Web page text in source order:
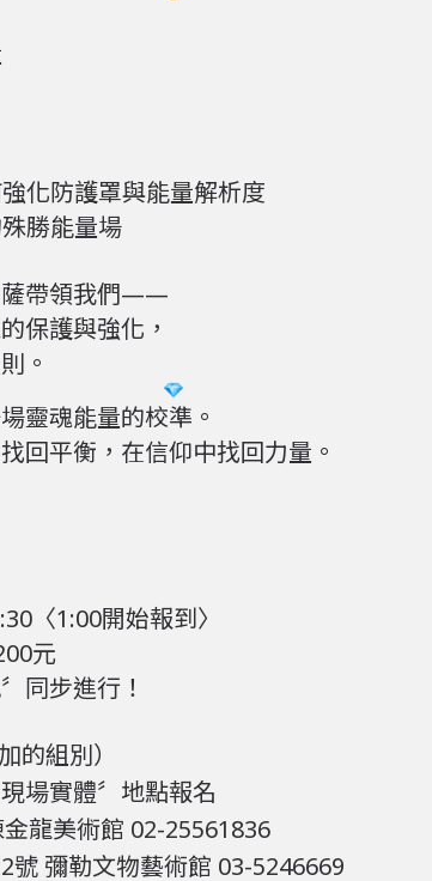
化防護罩與能量解析度
勝能量場
薩帶領我們——
保護與強化，
。
靈魂能量的校準。
回平衡，在信仰中找回力量。
〈1:00開始報到〉
元
同步進行！
的組別）
場實體〞地點報名
龍美術館 02-25561836
彌勒文物藝術館 03-5246669